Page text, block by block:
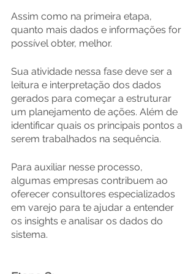
Assim como na primeira etapa,
quanto mais dados e informações for
possível obter, melhor.
Sua atividade nessa fase deve ser a
leitura e interpretação dos dados
gerados para começar a estruturar
um planejamento de ações. Além de
identificar quais os principais pontos a
serem trabalhados na sequência.
Para auxiliar nesse processo,
algumas empresas contribuem ao
oferecer consultores especializados
em varejo para te ajudar a entender
os insights e analisar os dados do
sistema.